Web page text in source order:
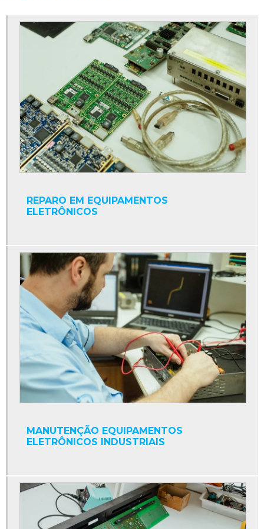
Conserto de nobreaks
Conserto de placas eletrônicas
Conserto de placas eletrônicas industriais
Conserto de placas eletrônicas sp
Conserto de sensores
Conserto de servomotores
Controlador numérico
Conversor cc
Conversor cc cc
Conversor eletrônico de frequência
Conversores de potência
Cpu industrial
Display contador digital industrial
Display industrial
Display interface serial
Display led industrial
Empresa de manutenção de máquinas industriais
Fonte de alimentação clp
Fonte para clp
REPARO EM EQUIPAMENTOS
ELETRÔNICOS
MANUTENÇÃO EQUIPAMENTOS
ELETRÔNICOS INDUSTRIAIS